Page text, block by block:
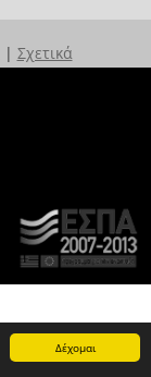
Δέχομαι
| Σχετικά